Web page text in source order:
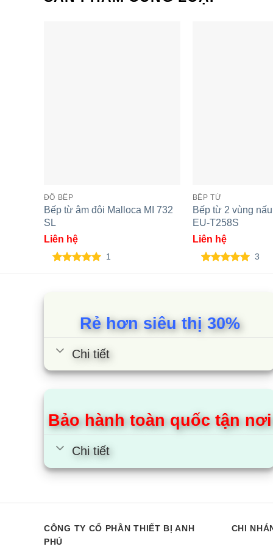
Bếp điện từ Lorca LCE-877
Bếp điện từ
LB 3 vùng
ĐỒ BẾP
Bếp từ âm đôi Malloca MI 732
SL
Liên hệ
1
BẾP TỪ
Bếp từ 2 vùng
EU-T258S
Liên hệ
3
Rẻ hơn siêu thị 30%
Chi tiết
Bảo hành toàn quốc tận nơi
Chi tiết
CÔNG TY CỔ PHẦN THIẾT BỊ ANH
PHÚ
CHI